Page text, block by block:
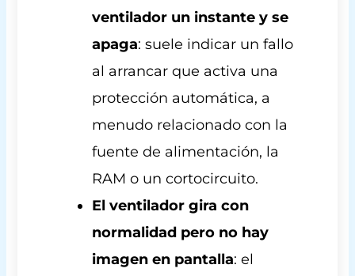
ventilador un instante y se
apaga: suele indicar un fallo
al arrancar que activa una
protección automática, a
menudo relacionado con la
fuente de alimentación, la
RAM o un cortocircuito.
El ventilador gira con
normalidad pero no hay
imagen en pantalla: el